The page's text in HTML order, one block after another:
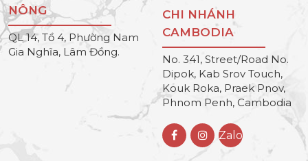
NÔNG
QL 14, Tổ 4, Phường Nam
Gia Nghĩa, Lâm Đồng.
CHI NHÁNH
CAMBODIA
No. 341, Street/Road No.
Dipok, Kab Srov Touch,
Kouk Roka, Praek Pnov,
Phnom Penh, Cambodia
Zalo